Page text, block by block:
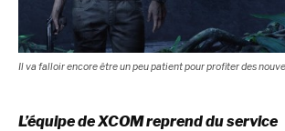
Il va falloir encore être un peu patient pour profiter des
L’équipe de XCOM reprend du service